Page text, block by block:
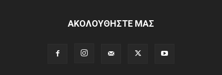
ΑΚΟΛΟΥΘΗΣΤΕ ΜΑΣ